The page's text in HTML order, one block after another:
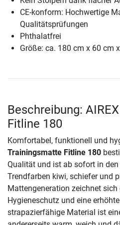
CE-konform: Hochwertige
Qualitätsprüfungen
Phthalatfrei
Größe: ca. 180 cm x 60 cm
Beschreibung:
Fitline 180
Komfortabel, funktionell und
Trainingsmatte Fitline 180
Qualität und ist ab sofort in den
Trendfarben kiwi, schiefer und
Mattengeneration zeichnet sich
Hygieneschutz und eine
strapazierfähige Material ist